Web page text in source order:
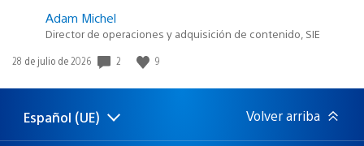
Adam Michel
Director de operaciones y adquisición de contenido, SIE
Fecha
publicación:
28 de julio de 2026 2 9
Selecciona
una
Región
actual:
Español (UE) Volver arriba